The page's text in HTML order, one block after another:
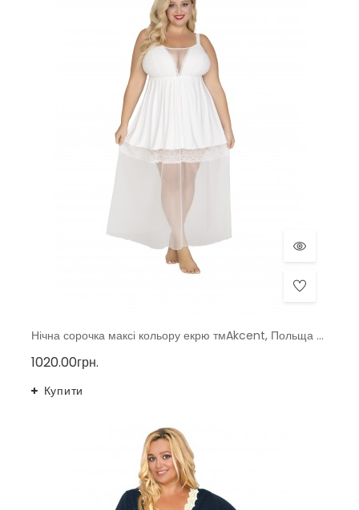
Нічна сорочка максі кольору екрю тмAkcent, Польща p. 40-48
1020.00грн.
Купити